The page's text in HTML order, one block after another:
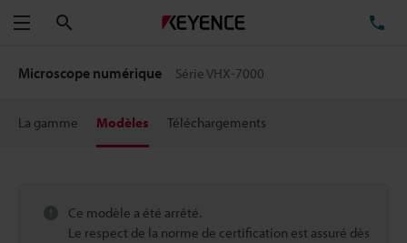
Menu
Microscope numérique Série VHX-7000
La gamme Modèles Téléchargements
Ce modèle a été arrêté.
Le respect de la norme de certification est assuré dès